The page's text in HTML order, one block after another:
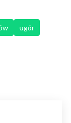
ugór